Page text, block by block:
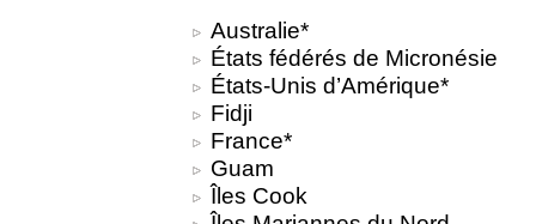
Australie*
États fédérés de Micronésie
États-Unis d’Amérique*
Fidji
France*
Guam
Îles Cook